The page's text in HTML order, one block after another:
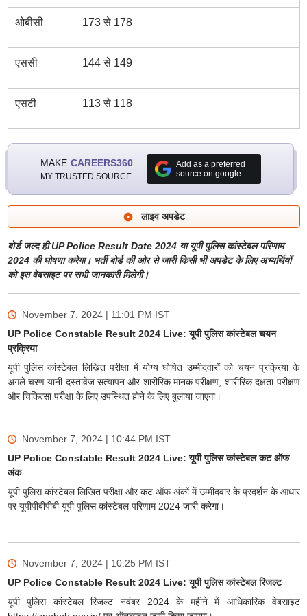
ओबीसी 173 से 178
एससी 144 से 149
एसटी 113 से 118
MAKE CAREERS360
MY TRUSTED SOURCE
Add as a preferred
source on google
लाइव अपडेट
बोर्ड जल्द ही UP Police Result Date 2024 या यूपी पुलिस कांस्टेबल परिणाम
2024 की घोषणा करेगा। भर्ती बोर्ड की ओर से जारी किसी भी अपडेट के लिए अभ्यर्थियों
को इस वेबसाइट पर सभी जानकारी मिलेगी।
November 7, 2024 | 11:01 PM IST
UP Police Constable Result 2024 Live: यूपी पुलिस कांस्टेबल चयन
प्रक्रिया
यूपी पुलिस कांस्टेबल लिखित परीक्षा में योग्य घोषित उम्मीदवारों को चयन प्रक्रिया के
अगले चरण यानी दस्तावेज सत्यापन और शारीरिक मानक परीक्षण, शारीरिक दक्षता परीक्षण
और चिकित्सा परीक्षा के लिए उपस्थित होने के लिए बुलाया जाएगा।
November 7, 2024 | 10:44 PM IST
UP Police Constable Result 2024 Live: यूपी पुलिस कांस्टेबल कट ऑफ
अंक
यूपी पुलिस कांस्टेबल लिखित परीक्षा और कट ऑफ अंकों में उम्मीदवार के प्रदर्शन के आधार
पर यूपीपीबीपीबी यूपी पुलिस कांस्टेबल परिणाम 2024 जारी करेगा।
November 7, 2024 | 10:25 PM IST
UP Police Constable Result 2024 Live: यूपी पुलिस कांस्टेबल रिजल्ट
यूपी पुलिस कांस्टेबल रिजल्ट नवंबर 2024 के महीने में आधिकारिक वेबसाइट